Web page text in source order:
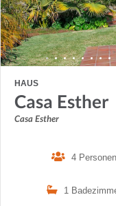
HAUS
Casa Esther
Casa Esther
4 Personen
1